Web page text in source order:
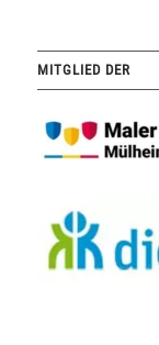
MITGLIED DER